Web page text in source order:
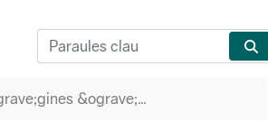
P&agrave;gines &ograve;rfenes